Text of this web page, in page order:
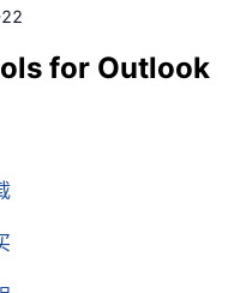
for Outlook